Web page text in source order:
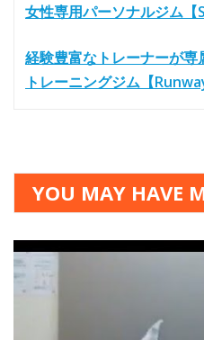
女性専用パーソナルジム【
経験豊富なトレーナーが
トレーニングジム【Runway
YOU MAY HAVE